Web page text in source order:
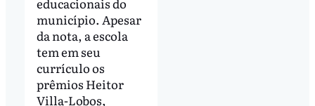
município. Apesar
da nota, a escola
tem em seu
currículo os
prêmios Heitor
Villa-Lobos,